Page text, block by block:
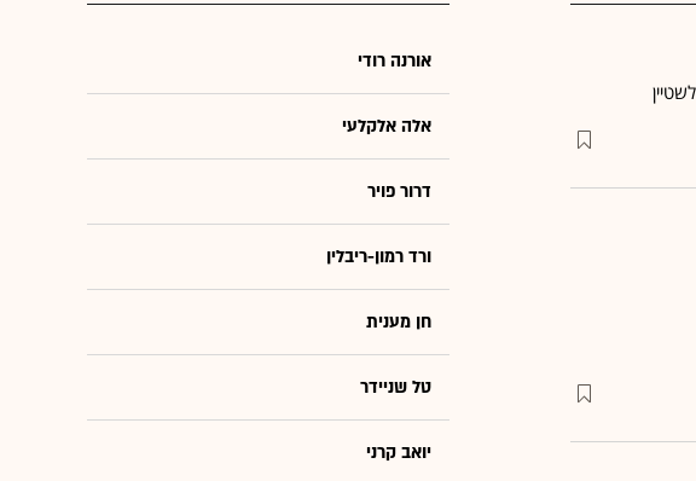
אורנה רודי
אלה אלקלעי
דרור פויר
ורד רמון-ריבלין
חן מענית
טל שניידר
יואב קרני